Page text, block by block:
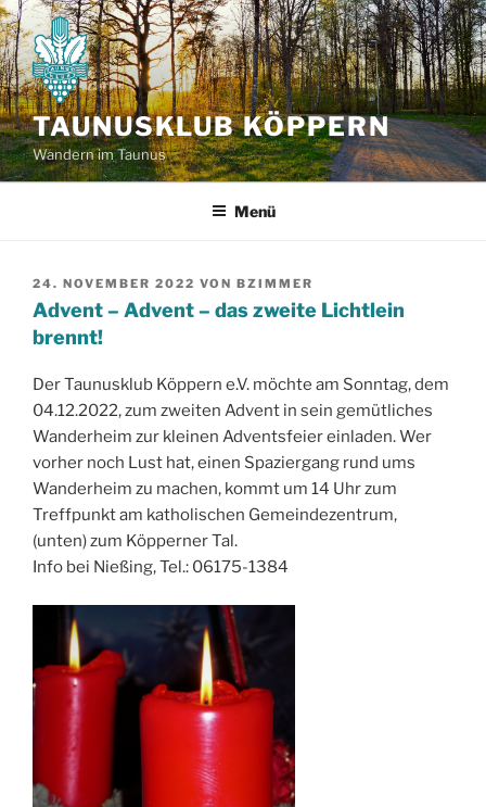
Zum
Inhalt
springen
TAUNUSKLUB KÖPPERN
Wandern im Taunus
Menü
VERÖFFENTLICHT
AM
24. NOVEMBER 2022 VON BZIMMER
Advent – Advent – das zweite Lichtlein
brennt!
Der Taunusklub Köppern e.V. möchte am Sonntag, dem
04.12.2022, zum zweiten Advent in sein gemütliches
Wanderheim zur kleinen Adventsfeier einladen. Wer
vorher noch Lust hat, einen Spaziergang rund ums
Wanderheim zu machen, kommt um 14 Uhr zum
Treffpunkt am katholischen Gemeindezentrum,
(unten) zum Köpperner Tal.
Info bei Nießing, Tel.: 06175-1384